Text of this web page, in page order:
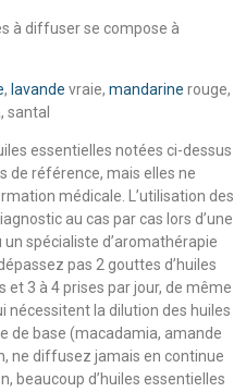
à diffuser se compose à
, lavande vraie, mandarine rouge,
, santal
essentielles notées ci-dessus
de référence, mais elles ne
médicale. L’utilisation des
au cas par cas lors d’une
spécialiste d’aromathérapie
pas 2 gouttes d’huiles
et 3 à 4 prises par jour, de même
nécessitent la dilution des huiles
de base (macadamia, amande
ne diffusez jamais en continue
beaucoup d’huiles essentielles